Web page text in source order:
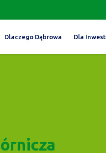
Dlaczego Dąbrowa Dla